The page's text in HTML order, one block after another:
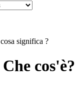
significa ?
cos'è?